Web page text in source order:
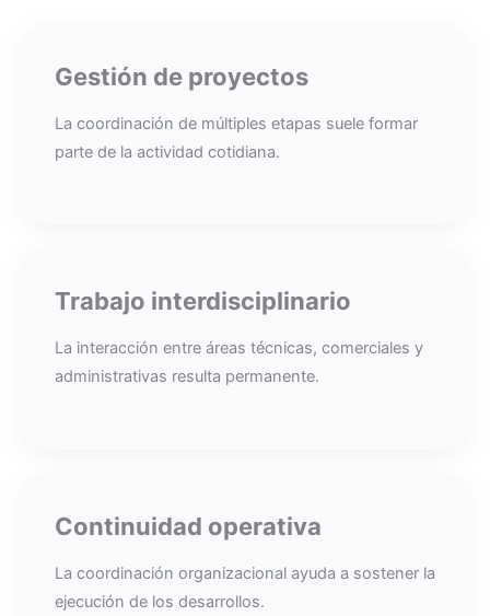
Gestión de proyectos
La coordinación de múltiples etapas suele formar
parte de la actividad cotidiana.
Trabajo interdisciplinario
La interacción entre áreas técnicas, comerciales y
administrativas resulta permanente.
Continuidad operativa
La coordinación organizacional ayuda a sostener la
ejecución de los desarrollos.